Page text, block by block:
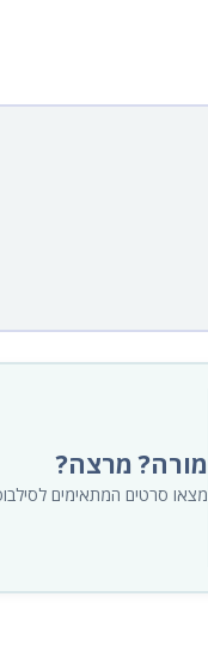
מורה? מרצה?
מצאו סרטים המתאימים